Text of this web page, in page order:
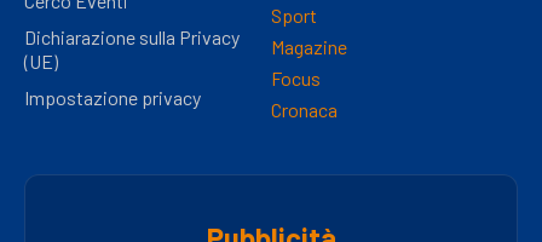
Dichiarazione sulla Privacy
(UE)
Impostazione privacy
Sport
Magazine
Focus
Cronaca